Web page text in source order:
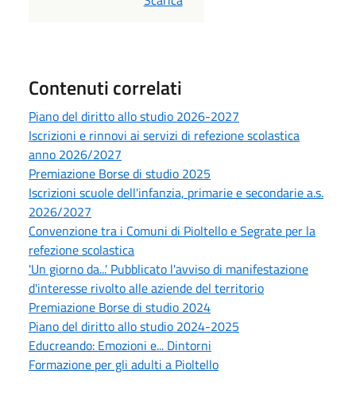
Contenuti correlati
Piano del diritto allo studio 2026-2027
Iscrizioni e rinnovi ai servizi di refezione scolastica
anno 2026/2027
Premiazione Borse di studio 2025
Iscrizioni scuole dell'infanzia, primarie e secondarie a.s.
2026/2027
Convenzione tra i Comuni di Pioltello e Segrate per la
refezione scolastica
'Un giorno da...' Pubblicato l'avviso di manifestazione
d'interesse rivolto alle aziende del territorio
Premiazione Borse di studio 2024
Piano del diritto allo studio 2024-2025
Educreando: Emozioni e... Dintorni
Formazione per gli adulti a Pioltello